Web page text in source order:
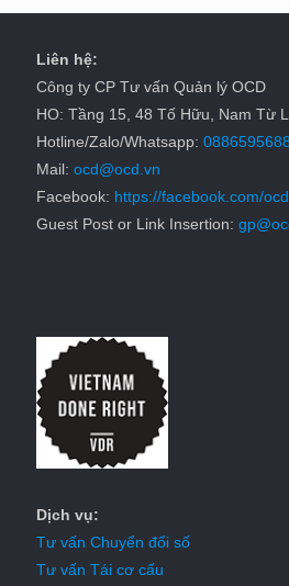
Liên hệ:
Công ty CP Tư vấn Quản lý OCD
HO: Tầng 15, 48 Tố Hữu, Nam Từ
Hotline/Zalo/Whatsapp: 0886595688
Mail: ocd@ocd.vn
Facebook: https://facebook.com/
Guest Post or Link Insertion:
Dịch vụ:
Tư vấn Chuyển đổi số
Tư vấn Tái cơ cấu